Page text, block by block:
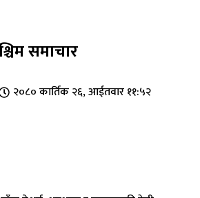
समाचार
२०८० कार्तिक २६, आईतवार ११:५२